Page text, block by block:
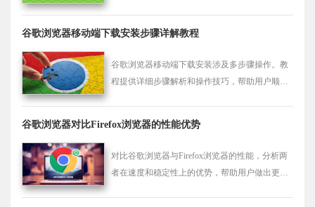
谷歌浏览器移动端下载安装步骤详解教程
谷歌浏览器移动端下载安装涉及多步骤操作。教
程提供详细步骤解析和操作技巧，帮助用户顺利
谷歌浏览器对比Firefox浏览器的性能优势
对比谷歌浏览器与Firefox浏览器的性能，分析两
者在速度和稳定性上的优势，帮助用户做出更佳